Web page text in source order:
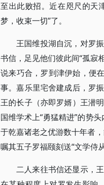
至出此败招。近在咫尺的天
梦，收束一切”了。
王国维投湖自沉，对罗
书信，足见他们彼此间“孤寂
说来巧合，罗到津伊始，便
事。嘉乐里宅舍建成后，罗
王的长子（亦即罗婿）王潜
国维学术上“勇猛精进”的势
于乾嘉诸老之优游数十年者
嘱其五子罗福颐刻送“文学侍
二人来往书信还显示，